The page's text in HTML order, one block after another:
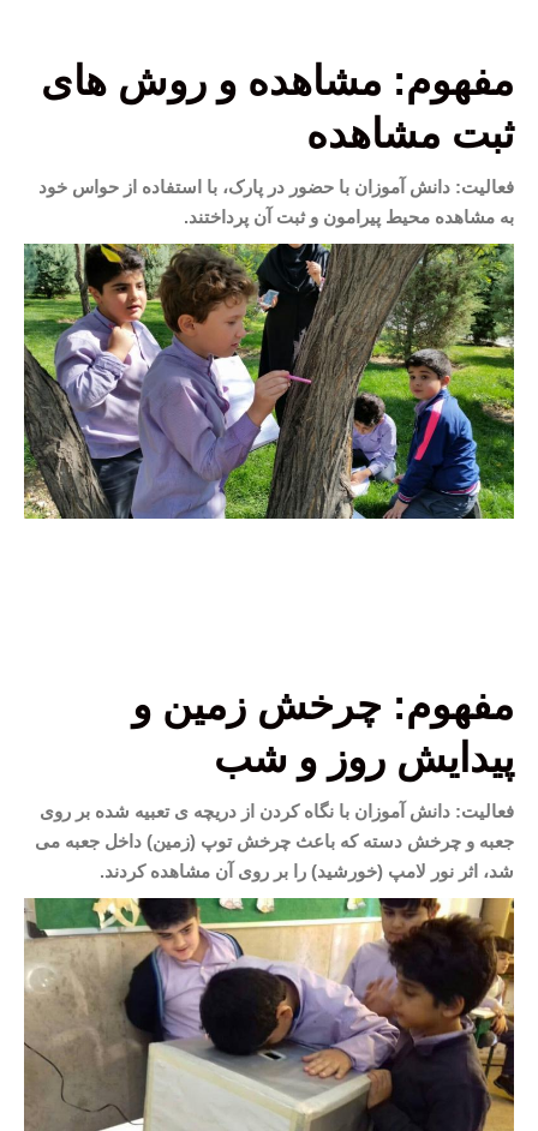
مفهوم: مشاهده و روش های
ثبت مشاهده
فعالیت: دانش آموزان با حضور در پارک، با استفاده از حواس خود
به مشاهده محیط پیرامون و ثبت آن پرداختند.
مفهوم: چرخش زمین و
پیدایش روز و شب
فعالیت: دانش آموزان با نگاه کردن از دریچه ی تعبیه شده بر روی
جعبه و چرخش دسته که باعث چرخش توپ (زمین) داخل جعبه می
شد، اثر نور لامپ (خورشید) را بر روی آن مشاهده کردند.